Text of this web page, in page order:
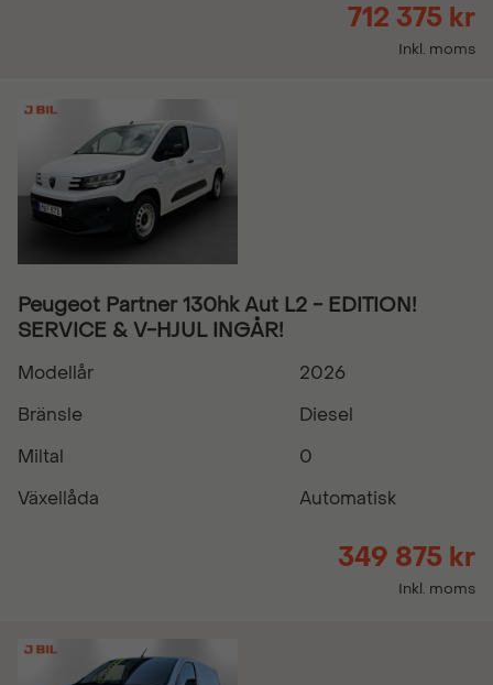
712 375 kr
Inkl. moms
Peugeot Partner 130hk Aut L2 - EDITION!
SERVICE & V-HJUL INGÅR!
Modellår
2026
Bränsle
Diesel
Miltal
0
Växellåda
Automatisk
349 875 kr
Inkl. moms